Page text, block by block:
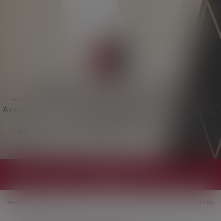
Avocat à la cour, Barreau de CLERMONT-Fd, Ressort de la
Vous êtes ici : Actualités